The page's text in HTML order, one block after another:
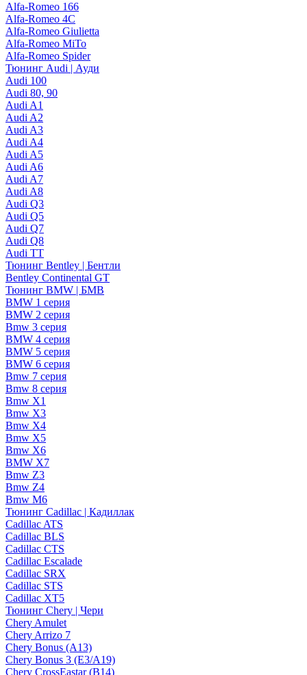
Alfa-Romeo 166
Alfa-Romeo 4C
Alfa-Romeo Giulietta
Alfa-Romeo MiTo
Alfa-Romeo Spider
Тюнинг Audi | Ауди
Audi 100
Audi 80, 90
Audi A1
Audi A2
Audi A3
Audi A4
Audi A5
Audi A6
Audi A7
Audi A8
Audi Q3
Audi Q5
Audi Q7
Audi Q8
Audi TT
Тюнинг Bentley | Бентли
Bentley Continental GT
Тюнинг BMW | БМВ
BMW 1 серия
BMW 2 серия
Bmw 3 серия
BMW 4 серия
BMW 5 серия
BMW 6 серия
Bmw 7 серия
Bmw 8 серия
Bmw X1
Bmw X3
Bmw X4
Bmw X5
Bmw X6
BMW X7
Bmw Z3
Bmw Z4
Bmw М6
Тюнинг Cadillac | Кадиллак
Cadillac ATS
Cadillac BLS
Cadillac CTS
Cadillac Escalade
Cadillac SRX
Cadillac STS
Cadillac XT5
Тюнинг Chery | Чери
Chery Amulet
Chery Arrizo 7
Chery Bonus (A13)
Chery Bonus 3 (E3/A19)
Chery CrossEastar (B14)